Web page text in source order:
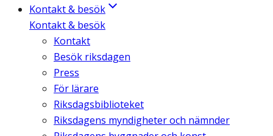
Kontakt & besök
Kontakt & besök
Kontakt
Besök riksdagen
Press
För lärare
Riksdagsbiblioteket
Riksdagens myndigheter och nämnder